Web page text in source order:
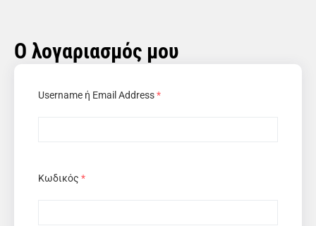
Ο λογαριασμός μου
Username ή Email Address*
Κωδικός*